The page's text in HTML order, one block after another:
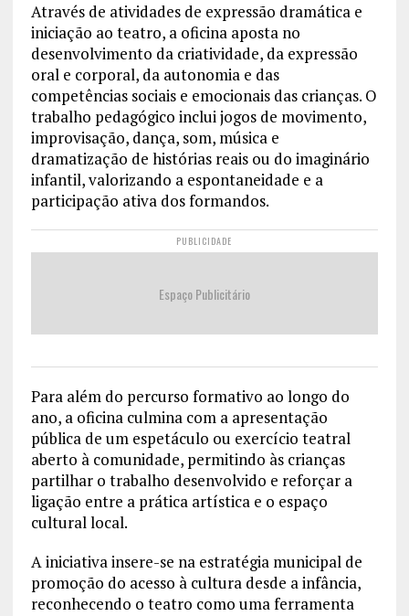
Através de atividades de expressão dramática e
iniciação ao teatro, a oficina aposta no
desenvolvimento da criatividade, da expressão
oral e corporal, da autonomia e das
competências sociais e emocionais das crianças. O
trabalho pedagógico inclui jogos de movimento,
improvisação, dança, som, música e
dramatização de histórias reais ou do imaginário
infantil, valorizando a espontaneidade e a
participação ativa dos formandos.
PUBLICIDADE
Espaço Publicitário
Para além do percurso formativo ao longo do
ano, a oficina culmina com a apresentação
pública de um espetáculo ou exercício teatral
aberto à comunidade, permitindo às crianças
partilhar o trabalho desenvolvido e reforçar a
ligação entre a prática artística e o espaço
cultural local.
A iniciativa insere-se na estratégia municipal de
promoção do acesso à cultura desde a infância,
reconhecendo o teatro como uma ferramenta